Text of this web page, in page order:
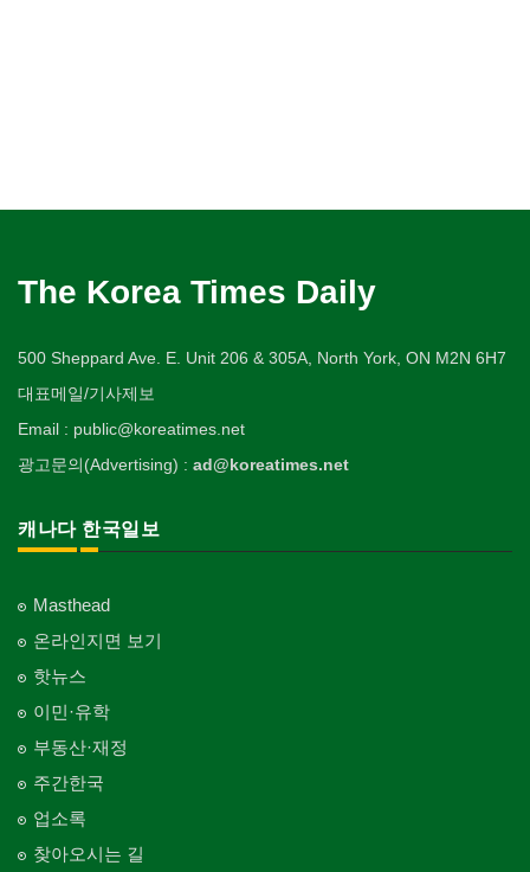
The Korea Times Daily
500 Sheppard Ave. E. Unit 206 & 305A, North York, ON M2N 6H7
대표메일/기사제보
Email : public@koreatimes.net
광고문의(Advertising) : ad@koreatimes.net
캐나다 한국일보
Masthead
온라인지면 보기
핫뉴스
이민·유학
부동산·재정
주간한국
업소록
찾아오시는 길